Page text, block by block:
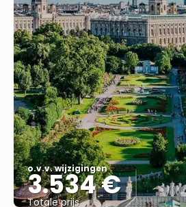
o.v.v. wijzigingen
3.534 €
Totale prijs